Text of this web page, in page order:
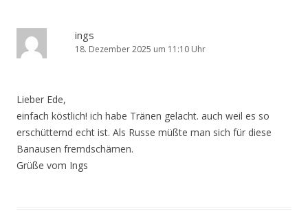
ings
18. Dezember 2025 um 11:10 Uhr
Lieber Ede,
einfach köstlich! ich habe Tränen gelacht. auch weil es so
erschütternd echt ist. Als Russe müßte man sich für diese
Banausen fremdschämen.
Grüße vom Ings